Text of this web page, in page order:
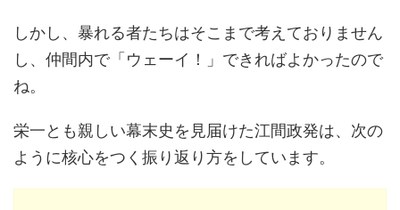
しかし、暴れる者たちはそこまで考えておりません
し、仲間内で「ウェーイ！」できればよかったので
ね。
栄一とも親しい幕末史を見届けた江間政発は、次の
ように核心をつく振り返り方をしています。